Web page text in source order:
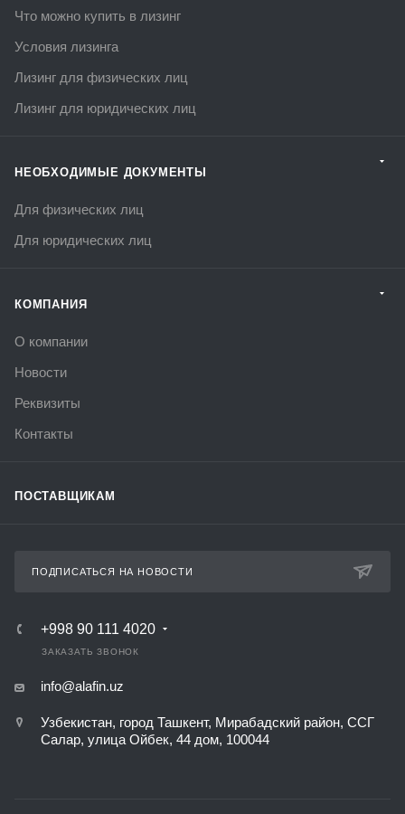
Что можно купить в лизинг
Условия лизинга
Лизинг для физических лиц
Лизинг для юридических лиц
НЕОБХОДИМЫЕ ДОКУМЕНТЫ
Для физических лиц
Для юридических лиц
КОМПАНИЯ
О компании
Новости
Реквизиты
Контакты
ПОСТАВЩИКАМ
ПОДПИСАТЬСЯ НА НОВОСТИ
+998 90 111 4020
ЗАКАЗАТЬ ЗВОНОК
info@alafin.uz
Узбекистан, город Ташкент, Мирабадский район, ССГ
Салар, улица Ойбек, 44 дом, 100044